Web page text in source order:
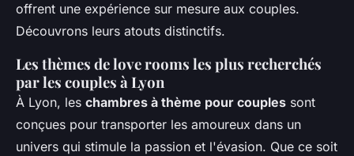
offrent une expérience sur mesure aux couples.
Découvrons leurs atouts distinctifs.
Les thèmes de love rooms les plus recherchés
par les couples à Lyon
À Lyon, les chambres à thème pour couples sont
conçues pour transporter les amoureux dans un
univers qui stimule la passion et l'évasion. Que ce soit